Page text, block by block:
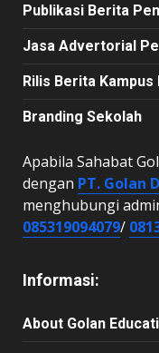
Publikasi Berita
Jasa Advertorial
Rilis Berita Kampus
Branding Sekolah
Apabila Sahabat
dengan PT. Golan
menghubungi
085319094079/
Informasi:
About Golan